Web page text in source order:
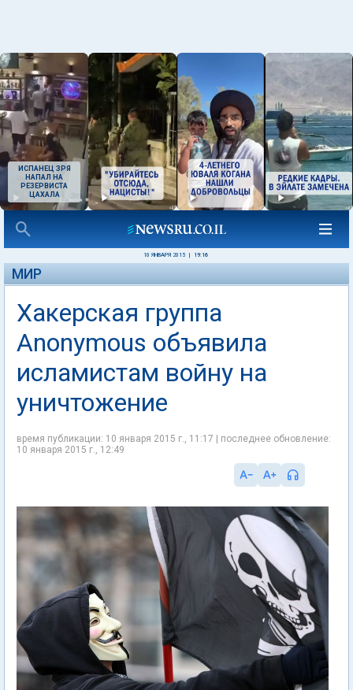
ИСПАНЕЦ ЗРЯ
НАПАЛ НА
РЕЗЕРВИСТА
ЦАХАЛА
10 ЯНВАРЯ 2015 19:16
МИР
Хакерская группа
Anonymous объявила
исламистам войну на
уничтожение
время публикации: 10 января 2015 г., 11:17 | последнее обновление:
10 января 2015 г., 12:49